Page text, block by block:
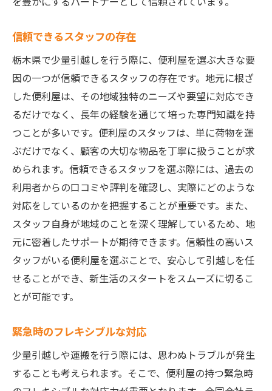
信頼できるスタッフの存在
栃木県で少量引越しを行う際に、便利屋を選ぶ大きな要
因の一つが信頼できるスタッフの存在です。地元に根ざ
した便利屋は、その地域独特のニーズや要望に対応でき
るだけでなく、長年の経験を通じて培った専門知識を持
つことが多いです。便利屋のスタッフは、単に荷物を運
ぶだけでなく、顧客の大切な物品を丁寧に扱うことが求
められます。信頼できるスタッフを選ぶ際には、過去の
利用者からの口コミや評判を確認し、実際にどのような
対応をしているのかを把握することが重要です。また、
スタッフ自身が地域のことを深く理解しているため、地
元に密着したサポートが期待できます。信頼性の高いス
タッフがいる便利屋を選ぶことで、安心して引越しを任
せることができ、新生活のスタートをスムーズに切るこ
とが可能です。
緊急時のフレキシブルな対応
少量引越しや運搬を行う際には、思わぬトラブルが発生
することも考えられます。そこで、便利屋の持つ緊急時